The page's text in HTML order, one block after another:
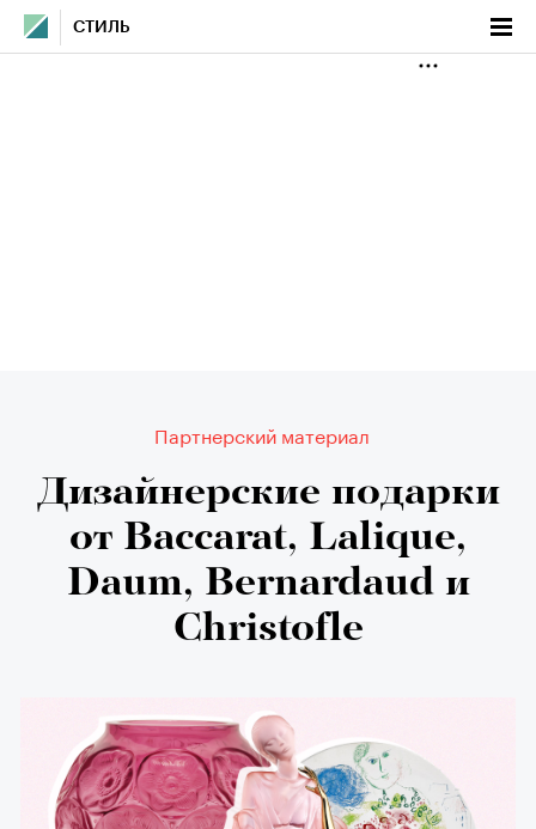
СТИЛЬ
Партнерский материал
Дизайнерские подарки
от Baccarat, Lalique,
Daum, Bernardaud и
Christofle